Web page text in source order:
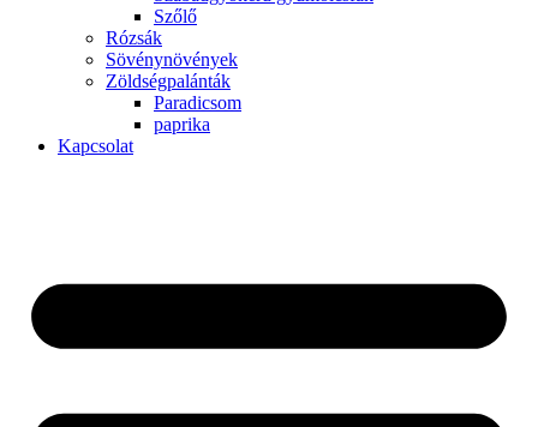
Szőlő
Rózsák
Sövénynövények
Zöldségpalánták
Paradicsom
paprika
Kapcsolat